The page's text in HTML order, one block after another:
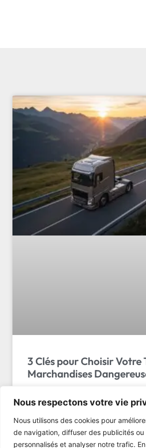
Nous respectons votre vie
Nous utilisons des cookies pour
de navigation, diffuser des publicités ou
personnalisés et analyser notre trafic.
3 Clés pour Choisir
Marchandises
Comment bien choisir son
marchandises dangereuses suisse ?
« entreprise transport
suisse » dans votre…